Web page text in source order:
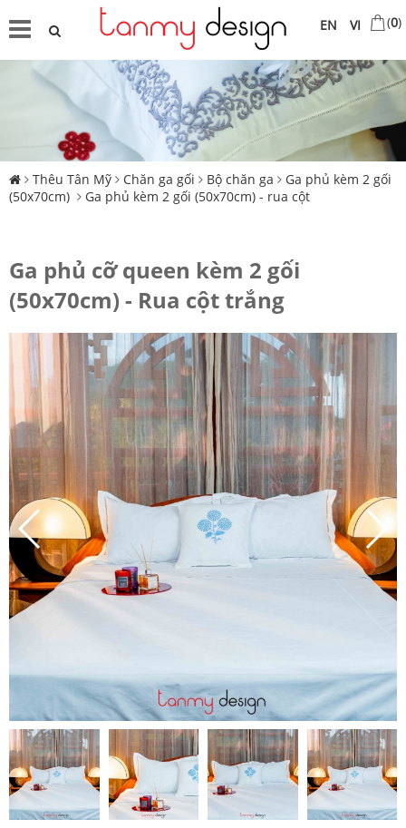
VI
EN (0)
Thêu Tân Mỹ Chăn ga gối Bộ chăn ga
Ga phủ kèm 2 gối
(50x70cm)
Ga phủ kèm 2 gối (50x70cm) - rua cột
Ga phủ cỡ queen kèm 2 gối
(50x70cm) - Rua cột trắng